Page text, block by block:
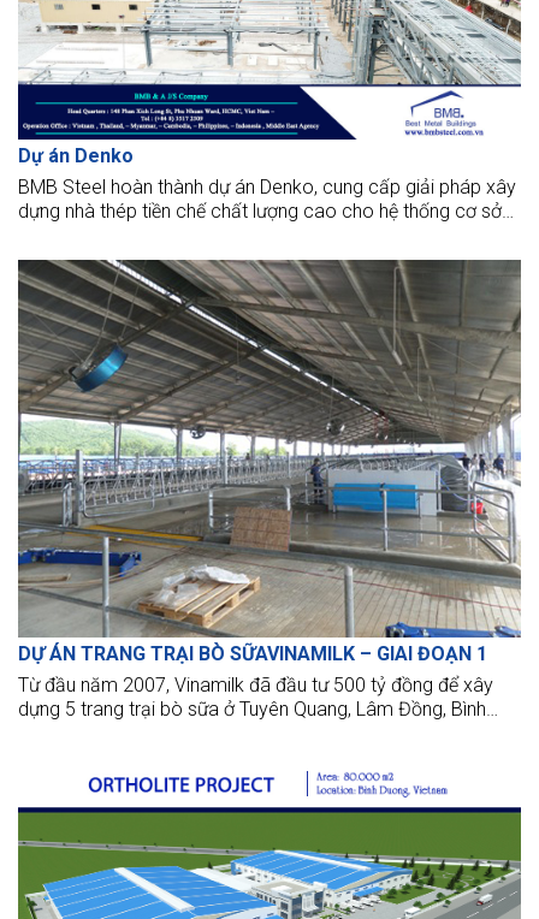
Dự án Denko
BMB Steel hoàn thành dự án Denko, cung cấp giải pháp xây
dựng nhà thép tiền chế chất lượng cao cho hệ thống cơ sở
DỰ ÁN TRANG TRẠI BÒ SỮAVINAMILK – GIAI ĐOẠN 1
Từ đầu năm 2007, Vinamilk đã đầu tư 500 tỷ đồng để xây
dựng 5 trang trại bò sữa ở Tuyên Quang, Lâm Đồng, Bình